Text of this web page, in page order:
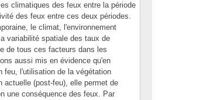
climatiques des feux entre la période
des feux entre ces deux périodes.
le climat, l'environnement
variabilité spatiale des taux de
de tous ces facteurs dans les
aussi mis en évidence qu'en
feu, l'utilisation de la végétation
actuelle (post-feu), elle permet de
une conséquence des feux. Par